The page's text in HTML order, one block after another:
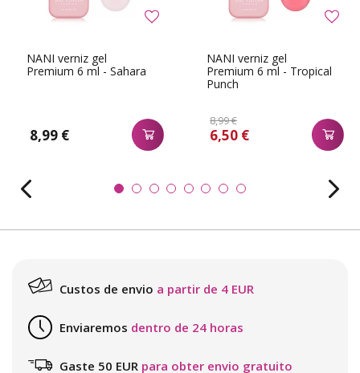
NANI verniz gel
Premium 6 ml - Sahara
8,99 €
NANI verniz gel
Premium 6 ml - Tropical
Punch
8,99 €
6,50 €
Custos de envio a partir de 4 EUR
Enviaremos dentro de 24 horas
Gaste 50 EUR para obter envio gratuito